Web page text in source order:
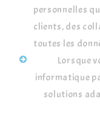
personnelles
clients, des
toutes les
Lorsque
informatique
solutions